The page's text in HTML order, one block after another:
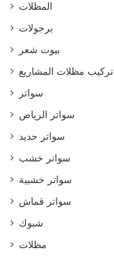
المظلات
برجولات
بيوت شعر
تركيب مظلات المشاريع
سواتر
سواتر الرياض
سواتر حديد
سواتر خشب
سواتر خشبية
سواتر قماش
شبوك
مظلات